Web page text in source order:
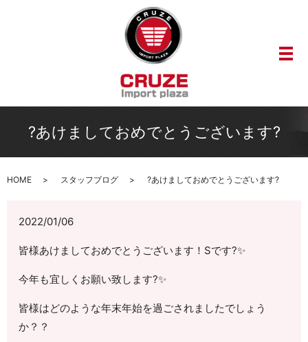
メ
?あけましておめでとうございます?
HOME スタッフブログ ?あけましておめでとうございます?
2022/01/06
皆様あけましておめでとうございます！Sです?✨
今年も宜しくお願い致します?✨
皆様はどのような年末年始を過ごされましたでしょう
か？？